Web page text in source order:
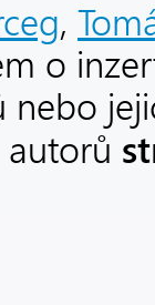
,
o
nebo
autorů